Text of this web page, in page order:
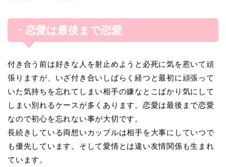
・恋愛は最後まで恋愛
付き合う前は好きな人を射止めようと必死に気を惹いて頑
張りますが、いざ付き合いしばらく経つと最初に頑張って
いた気持ちを忘れてしまい相手の嫌なとこばかり気にして
しまい別れるケースが多くあります。恋愛は最後まで恋愛
なので初心を忘れない事が大切です。
長続きしている両想いカップルは相手を大事にしていつで
も優先しています。そして愛情とは違い友情関係も生まれ
ています。